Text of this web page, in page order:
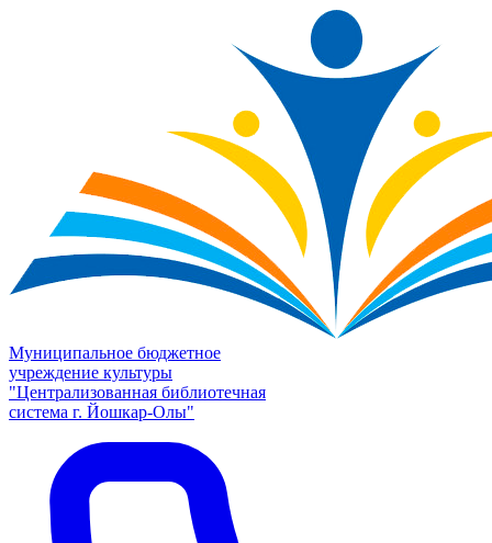
Муниципальное бюджетное
учреждение культуры
"Централизованная библиотечная
система г. Йошкар-Олы"